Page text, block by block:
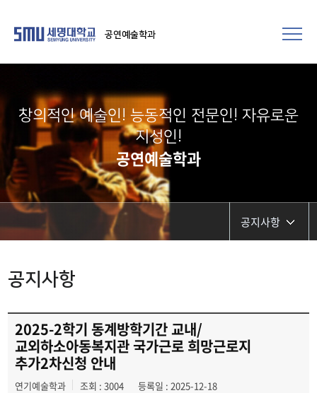
공연예술학과
창의적인 예술인! 능동적인 전문인! 자유로운
지성인!
공연예술학과
공지사항
공지사항
2025-2학기 동계방학기간 교내/
교외하소아동복지관 국가근로 희망근로지
추가2차신청 안내
연기예술학과 조회 : 3004 등록일 : 2025-12-18